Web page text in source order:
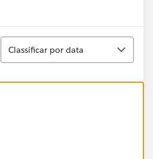
Classificar
Classificar por data